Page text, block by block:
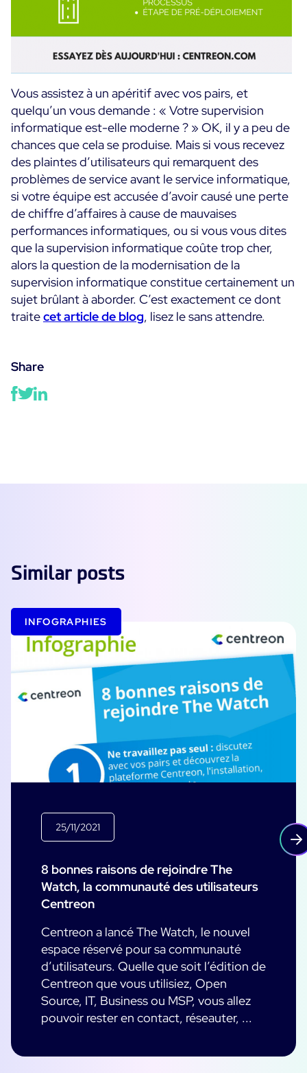
Toutes les ressources
Ebooks
Corporate
Infographies
Salle de presse
Nouveautés
Bonnes Pratiques
Témoignages Clients
Evénements
A venir
Webinars
TARIFS
Centreon Infra Monitoring
Centreon Log Management
Centreon Experience Monitoring
Open Source Support Login
English
Vous assistez à un apéritif avec vos pairs, et
quelqu’un vous demande : « Votre supervision
informatique est-elle moderne ? » OK, il y a peu de
chances que cela se produise. Mais si vous recevez
des plaintes d’utilisateurs qui remarquent des
problèmes de service avant le service informatique,
si votre équipe est accusée d’avoir causé une perte
de chiffre d’affaires à cause de mauvaises
performances informatiques, ou si vous vous dites
que la supervision informatique coûte trop cher,
alors la question de la modernisation de la
supervision informatique constitue certainement un
sujet brûlant à aborder. C’est exactement ce dont
traitecet article de blog, lisez le sans attendre.
Share
Similar posts
INFOGRAPHIES
25/11/2021
8 bonnes raisons de rejoindre The
Watch, la communauté des utilisateurs
Centreon
Centreon a lancé The Watch, le nouvel
espace réservé pour sa communauté
d’utilisateurs. Quelle que soit l’édition de
Centreon que vous utilisiez, Open
Source, IT, Business ou MSP, vous allez
pouvoir rester en contact, réseauter, ...